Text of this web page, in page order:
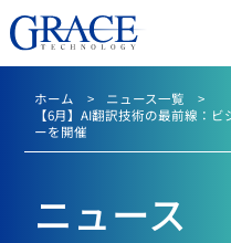
ホーム
ニュース一覧
【6月】AI翻訳技術の最前線：
ーを開催
ニュース